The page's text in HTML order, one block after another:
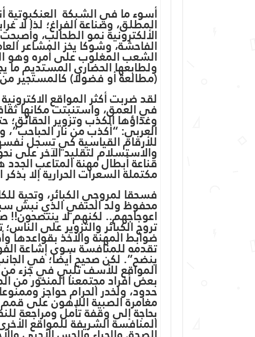
أسوء ما في الشبكة العنكبوتية
المطلق، وصناعة الفراغ؛ لذا لا
الألكترونية نمو الطحالب،
الفاحشة، وشوكا يخز المشاعر
الشعب المغلوب على أمره وهو
ولطابعها الحضاري المستديم ما
(مطالعة أو فضولا) كالمستجير من
لقد ضربت أكثر المواقع
في العمق، واستنبتت مكانها
وغذاؤها الكذب وتزوير
العربي: “أكذب من نار
للأرقام القياسية كي تسجل
والاستسلام لتقليد الآخر على
قناعة أبطال مهنة المتاعب الجدد
مكتملة السعرات الحرارية إلا
فسحقا لمروجي الكبائر، وتحية
محفوظ ولد الحنفي الذي نبش
اعوجاجهم.. لكنهم لا ينتصحون!!
تروج الكبائر والتزوير على
ضوابط المهنة والأخذ بقواعدها
تقدمه للمنافسة سوى إشاعة
ينضح”. لكن صحيح أيضا؛ في
المواقع للأسف تلبي في جزء من
بعض أفراد مجتمعنا المنخور من
حدود، ولخدر الحرام حواجز
مغامرة الصبية اللاهون على
بحاجة إلى وقفة تأمل ومراجعة
المنافسة الشريفة للمواقع